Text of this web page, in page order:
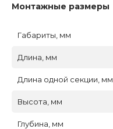
Монтажные размеры
Габариты, мм
Длина, мм
Длина одной секции, мм
Высота, мм
Глубина, мм